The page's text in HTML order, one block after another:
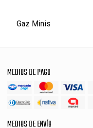
Gaz Minis
MEDIOS DE PAGO
MEDIOS DE ENVÍO